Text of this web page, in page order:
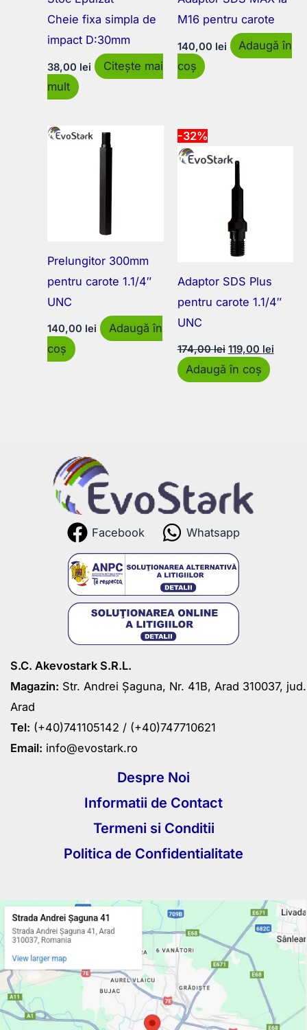
Cheie fixa simpla de
impact D:30mm
38,00 lei
Citește mai
mult
M16 pentru carote
140,00 lei
Adaugă în
coș
Prelungitor 300mm
pentru carote 1.1/4″
UNC
140,00 lei
Adaugă în
coș
-32%
Adaptor SDS Plus
pentru carote 1.1/4″
UNC
174,00lei Prețul
inițial
a
fost:
119,00 leiPrețul
curent
Adaugă în coș
Facebook Whatsapp
S.C. Akevostark S.R.L.
Magazin: Str. Andrei Șaguna, Nr. 41B, Arad 310037, jud.
Arad
Tel: (+40)741105142 / (+40)747710621
Email: info@evostark.ro
Despre Noi
Informatii de Contact
Termeni si Conditii
Politica de Confidentialitate